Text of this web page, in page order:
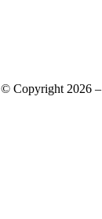
© Copyright 2026